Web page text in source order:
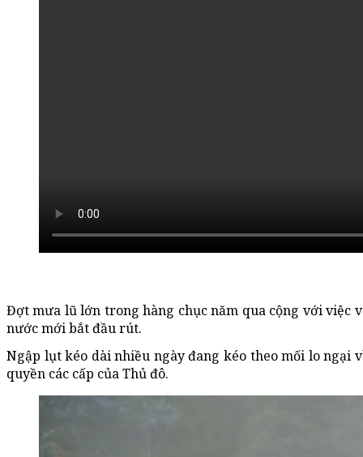
Đợt mưa lũ lớn trong hàng chục năm qua cộng với việc
nước mới bắt đầu rút.
Ngập lụt kéo dài nhiều ngày đang kéo theo mối lo
quyền các cấp của Thủ đô.